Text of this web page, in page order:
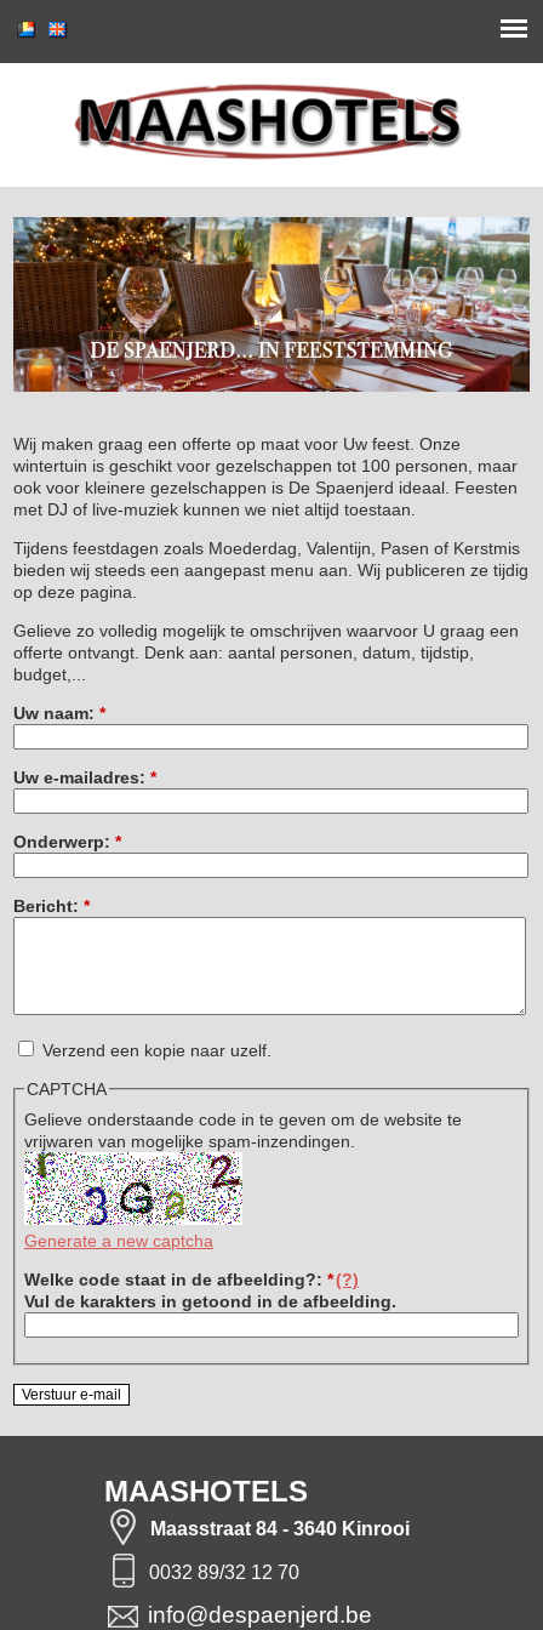
Wij maken graag een offerte op maat voor Uw feest. Onze
wintertuin is geschikt voor gezelschappen tot 100 personen, maar
ook voor kleinere gezelschappen is De Spaenjerd ideaal. Feesten
met DJ of live-muziek kunnen we niet altijd toestaan.
Tijdens feestdagen zoals Moederdag, Valentijn, Pasen of Kerstmis
bieden wij steeds een aangepast menu aan. Wij publiceren ze tijdig
op deze pagina.
Gelieve zo volledig mogelijk te omschrijven waarvoor U graag een
offerte ontvangt. Denk aan: aantal personen, datum, tijdstip,
budget,...
Uw naam: *
Uw e-mailadres: *
Onderwerp: *
Bericht: *
Verzend een kopie naar uzelf.
CAPTCHA
Gelieve onderstaande code in te geven om de website te
vrijwaren van mogelijke spam-inzendingen.
Generate a new captcha
Welke code staat in de afbeelding?: *(?)
Vul de karakters in getoond in de afbeelding.
MAASHOTELS
Maasstraat 84 - 3640 Kinrooi
0032 89/32 12 70
info@despaenjerd.be